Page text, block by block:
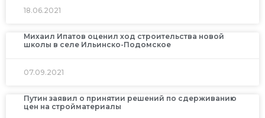
18.06.2021
Михаил Ипатов оценил ход строительства новой
школы в селе Ильинско-Подомское
07.09.2021
Путин заявил о принятии решений по сдерживанию
цен на стройматериалы